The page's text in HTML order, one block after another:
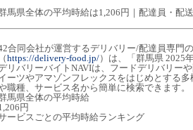
馬県全体の平均時給は1,206円｜配達員・配
合同会社が運営するデリバリー/配達員専門
（https://delivery-food.jp/）は、「群馬県 2025
リバリーバイトNAVIは、フードデリバリー
ーツやアマゾンフレックスをはじめとする
職種、サービス名から簡単に検索できます。
馬県全体の平均時給
円
ービスごとの平均時給ランキング